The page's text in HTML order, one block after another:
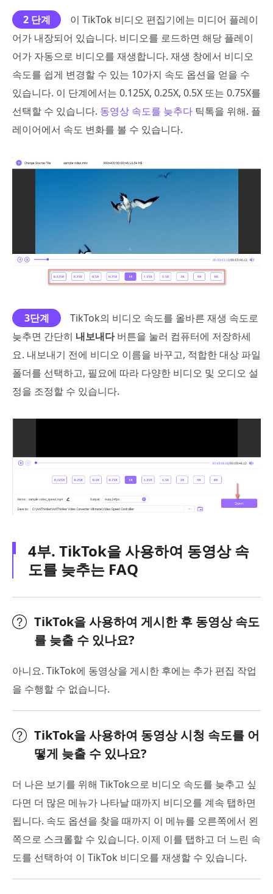
2 단계
이 TikTok 비디오 편집기에는 미디어 플레이
어가 내장되어 있습니다. 비디오를 로드하면 해당 플레이
어가 자동으로 비디오를 재생합니다. 재생 창에서 비디오
속도를 쉽게 변경할 수 있는 10가지 속도 옵션을 얻을 수
있습니다. 이 단계에서는 0.125X, 0.25X, 0.5X 또는 0.75X를
선택할 수 있습니다. 동영상 속도를 늦추다 틱톡을 위해. 플
레이어에서 속도 변화를 볼 수 있습니다.
3단계
TikTok의 비디오 속도를 올바른 재생 속도로
늦추면 간단히 내보내다버튼을 눌러 컴퓨터에 저장하세
요. 내보내기 전에 비디오 이름을 바꾸고, 적합한 대상 파일
폴더를 선택하고, 필요에 따라 다양한 비디오 및 오디오 설
정을 조정할 수 있습니다.
4부. TikTok을 사용하여 동영상 속
도를 늦추는 FAQ
TikTok을 사용하여 게시한 후 동영상 속도
를 늦출 수 있나요?
아니요. TikTok에 동영상을 게시한 후에는 추가 편집 작업
을 수행할 수 없습니다.
TikTok을 사용하여 동영상 시청 속도를 어
떻게 늦출 수 있나요?
더 나은 보기를 위해 TikTok으로 비디오 속도를 늦추고 싶
다면 더 많은 메뉴가 나타날 때까지 비디오를 계속 탭하면
됩니다. 속도 옵션을 찾을 때까지 이 메뉴를 오른쪽에서 왼
쪽으로 스크롤할 수 있습니다. 이제 이를 탭하고 더 느린 속
도를 선택하여 이 TikTok 비디오를 재생할 수 있습니다.